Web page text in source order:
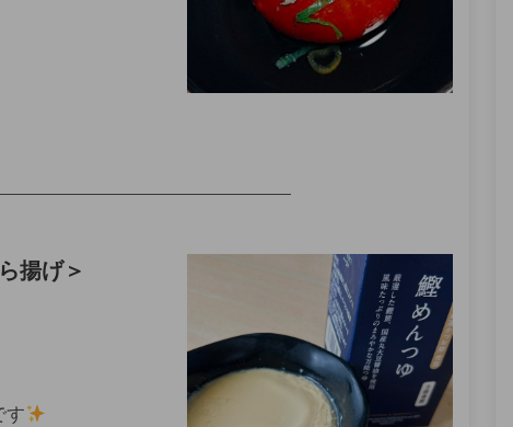
揚げ＞
す